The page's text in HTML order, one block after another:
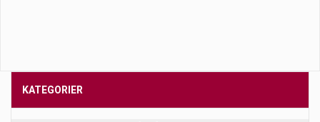
KATEGORIER